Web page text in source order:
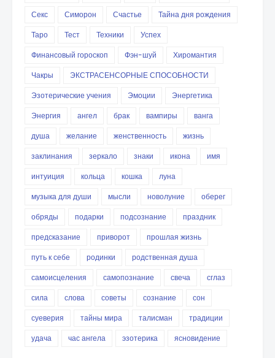
Секс
Симорон Счастье
Тайна дня рождения
Таро
Тест Техники
Успех
Финансовый гороскоп
Фэн-шуй
Хиромантия
Чакры
ЭКСТРАСЕНСОРНЫЕ СПОСОБНОСТИ
Эзотерические учения
Эмоции
Энергетика
Энергия
ангел брак вампиры
ванга
душа
желание женственность
жизнь
заклинания
зеркало знаки икона
имя
интуиция
кольца кошка
луна
музыка для души
мысли новолуние
оберег
обряды
подарки подсознание
праздник
предсказание
приворот
прошлая жизнь
путь к себе
родинки
родственная душа
самоисцеления
самопознание свеча
сглаз
сила
слова советы сознание
сон
суеверия
тайны мира талисман
традиции
удача
час ангела эзотерика ясновидение